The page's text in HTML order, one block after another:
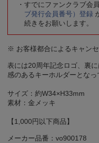
すでにファンクラブ会員
ブ発行会員番号）登録
続きをお願いします。
※ お客様都合によるキャンセ
表には20周年記念ロゴ、裏
感のあるキーホルダーとなっ
サイズ：約W34×H33mm
素材：金メッキ
【1,000円以下商品】
メーカー品番：vo900178